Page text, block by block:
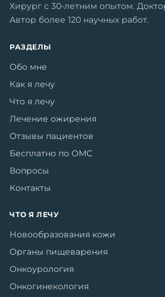
Хирург с 30-летним опытом.
Автор более 120 научных работ.
РАЗДЕЛЫ
Обо мне
Как я лечу
Что я лечу
Лечение ожирения
Отзывы пациентов
Бесплатно по ОМС
Вопросы
Контакты
ЧТО Я ЛЕЧУ
Новообразования кожи
Органы пищеварения
Онкоурология
Онкогинекология